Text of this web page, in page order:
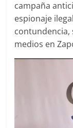
campaña
espionaje
contundencia,
medios en